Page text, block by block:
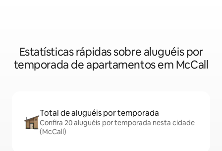
Estatísticas rápidas sobre aluguéis por
temporada de apartamentos em McCall
Total de aluguéis por temporada
Confira 20 aluguéis por temporada nesta cidade
(McCall)